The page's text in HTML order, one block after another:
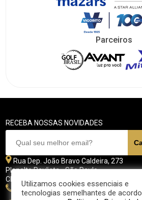
Parceiros
RECEBA NOSSAS NOVIDADES
Rua Dep. João Bravo Caldeira, 273
Planalto Paulista - São Paulo
CEP 04071 - 045
11 5070-4700
Utilizamos cookies essenciais e
tecnologias semelhantes de acordo